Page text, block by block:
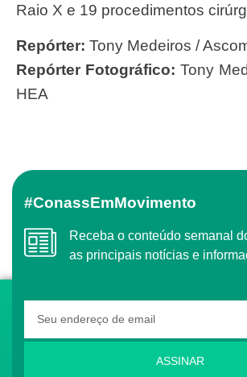
Raio X e 19 procedimentos
Repórter: Tony Medeiros /
Repórter Fotográfico: Tony
HEA
#ConassEmMovimento
Receba o conteúdo semanal do Conass com
as principais notícias e
ASSINAR